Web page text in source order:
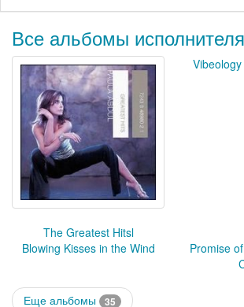
Все альбомы исполнителя
The Greatest Hitsl
Blowing Kisses in the Wind
Promise
Еще альбомы 35